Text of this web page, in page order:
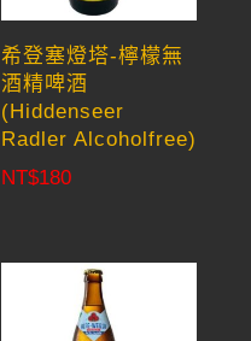
希登塞燈塔-檸檬無
酒精啤酒
(Hiddenseer
Radler Alcoholfree)
NT$180